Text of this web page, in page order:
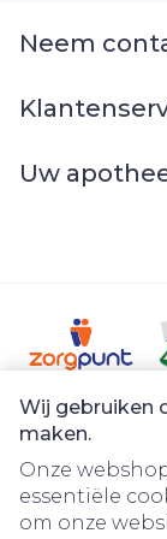
Wij gebruiken
maken.
Onze
essentiële
om onze
palpitaties
bloeddruk,
de
zwelling
Neem
Uw
Juridische links